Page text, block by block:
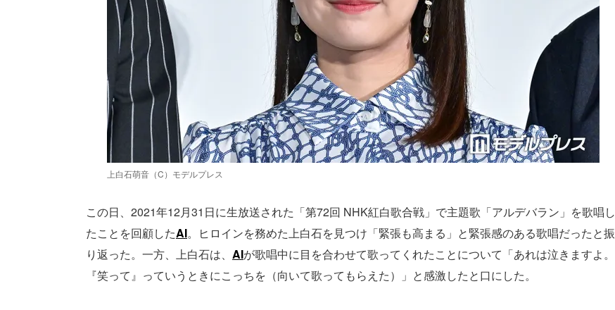
上白石萌音（C）モデルプレス
この日、2021年12月31日に生放送された「第72回 NHK紅白歌合戦」で主題歌「アルデバラン」を歌唱し
たことを回顧したAI。ヒロインを務めた上白石を見つけ「緊張も高まる」と緊張感のある歌唱だったと振
り返った。一方、上白石は、 AIが歌唱中に目を合わせて歌ってくれたことについて「あれは泣きますよ。
『笑って』っていうときにこっちを（向いて歌ってもらえた）」と感激したと口にした。